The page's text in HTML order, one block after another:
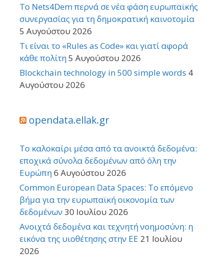
Το Nets4Dem περνά σε νέα φάση ευρωπαϊκής
συνεργασίας για τη δημοκρατική καινοτομία
5 Αυγούστου 2026
Τι είναι το «Rules as Code» και γιατί αφορά
κάθε πολίτη5 Αυγούστου 2026
Blockchain technology in 500 simple words 4
Αυγούστου 2026
opendata.ellak.gr
Το καλοκαίρι μέσα από τα ανοικτά δεδομένα:
εποχικά σύνολα δεδομένων από όλη την
Ευρώπη6 Αυγούστου 2026
Common European Data Spaces: Το επόμενο
βήμα για την ευρωπαϊκή οικονομία των
δεδομένων 30 Ιουλίου 2026
Ανοιχτά δεδομένα και τεχνητή νοημοσύνη: η
εικόνα της υιοθέτησης στην ΕΕ 21 Ιουλίου
2026